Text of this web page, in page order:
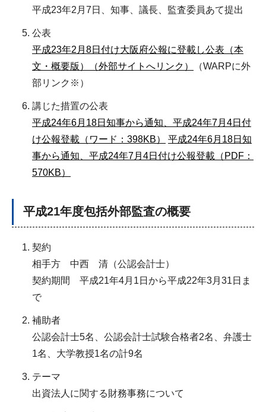
平成23年2月7日、知事、議長、監査委員あて提出
公表
平成23年2月8日付け大阪府公報に登載し公表（本
文・概要版）（外部サイトへリンク）
（WARPに外
部リンク※）
講じた措置の公表
平成24年6月18日知事から通知、平成24年7月4日付
け公報登載（ワード：398KB）
平成24年6月18日知
事から通知、平成24年7月4日付け公報登載（PDF：
570KB）
平成21年度包括外部監査の概要
契約
相手方 中西 清（公認会計士）
契約期間 平成21年4月1日から平成22年3月31日ま
で
補助者
公認会計士5名、公認会計士試験合格者2名、弁護士
1名、大学教授1名の計9名
テーマ
出資法人に関する財務事務について